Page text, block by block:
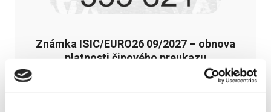
Známka ISIC/EURO26 09/2027 – obnova
platnosti čipového preukazu
(+3,15 € doručenie kuriérom)